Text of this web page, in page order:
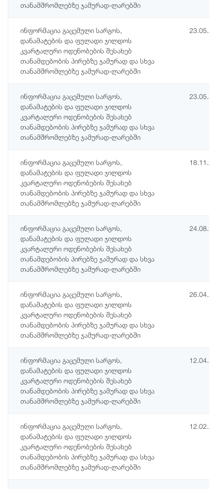
თანამშრომლებზე ჯამურად-ლარებში
ინფორმაცია გაცემული სარგოს,
დანამატების და ფულადი ჯილდოს
კვარტალური ოდენობების შესახებ
თანამდებობის პირებზე ჯამურად და სხვა
თანამშრომლებზე ჯამურად-ლარებში
ინფორმაცია გაცემული სარგოს,
დანამატების და ფულადი ჯილდოს
კვარტალური ოდენობების შესახებ
თანამდებობის პირებზე ჯამურად და სხვა
თანამშრომლებზე ჯამურად-ლარებში
ინფორმაცია გაცემული სარგოს,
დანამატების და ფულადი ჯილდოს
კვარტალური ოდენობების შესახებ
თანამდებობის პირებზე ჯამურად და სხვა
თანამშრომლებზე ჯამურად-ლარებში
ინფორმაცია გაცემული სარგოს,
დანამატების და ფულადი ჯილდოს
კვარტალური ოდენობების შესახებ
თანამდებობის პირებზე ჯამურად და სხვა
თანამშრომლებზე ჯამურად-ლარებში
ინფორმაცია გაცემული სარგოს,
დანამატების და ფულადი ჯილდოს
კვარტალური ოდენობების შესახებ
თანამდებობის პირებზე ჯამურად და სხვა
თანამშრომლებზე ჯამურად-ლარებში
ინფორმაცია გაცემული სარგოს,
დანამატების და ფულადი ჯილდოს
კვარტალური ოდენობების შესახებ
თანამდებობის პირებზე ჯამურად და სხვა
თანამშრომლებზე ჯამურად-ლარებში
ინფორმაცია გაცემული სარგოს,
დანამატების და ფულადი ჯილდოს
კვარტალური ოდენობების შესახებ
თანამდებობის პირებზე ჯამურად და სხვა
თანამშრომლებზე ჯამურად-ლარებში